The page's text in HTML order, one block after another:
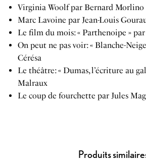
Virginia Woolf par Bernard Morlino
Marc Lavoine par Jean-Louis
Le film du mois: « Parthenoipe »
On peut ne pas voir: « Blanche-
Cérésa
Le théâtre: « Dumas, l’écriture au
Malraux
Le coup de fourchette par Jules
Produits